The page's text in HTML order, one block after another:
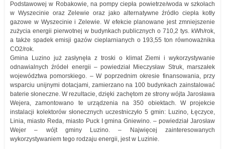
Podstawowej w Robakowie, na pompy ciepła powietrze/woda w szkołach
w Wyszecinie oraz Zelewie oraz jako alternatywne źródło ciepła kotły
gazowe w Wyszecinie i Zelewie. W efekcie planowane jest zmniejszenie
zużycia energii pierwotnej w budynkach publicznych o 710,2 tys. kWh/rok,
a także spadek emisji gazów cieplarnianych o 193,55 ton równoważnika
CO2/rok.
Gmina Luzino już zasłynęła z troski o klimat Ziemi i wykorzystywanie
odnawialnych źródeł energii – powiedział Mieczysław Struk, marszałek
województwa pomorskiego. – W poprzednim okresie finansowania, przy
wsparciu unijnymi dotacjami, zamierzano na 100 budynkach zainstalować
baterie słoneczne. W rezultacie, dzięki zachętom ze strony wójta Jarosława
Wejera, zamontowano te urządzenia na 350 obiektach. W projekcie
instalacji kolektorów słonecznych uczestniczyło 5 gmin: Luzino, Łęczyce,
Linia, miasto Reda, miasto Puck I gmina Gniewino. – powiedział Jarosław
Wejer – wójt gminy Luzino. – Najwięcej zainteresowanych
wykorzystywaniem tego rodzaju energii, jest w Luzinie.